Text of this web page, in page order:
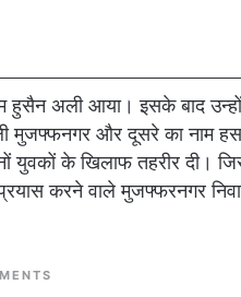
हुसैन अली आया। इसके बाद
मुजफ्फनगर और दूसरे का नाम
युवकों के खिलाफ तहरीर दी।
करने वाले मुजफ्फरनगर